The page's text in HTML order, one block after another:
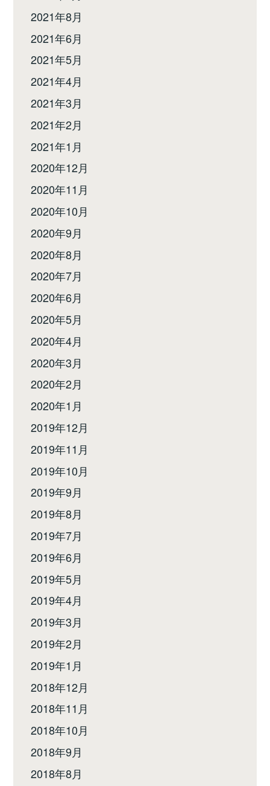
2021年8月
2021年6月
2021年5月
2021年4月
2021年3月
2021年2月
2021年1月
2020年12月
2020年11月
2020年10月
2020年9月
2020年8月
2020年7月
2020年6月
2020年5月
2020年4月
2020年3月
2020年2月
2020年1月
2019年12月
2019年11月
2019年10月
2019年9月
2019年8月
2019年7月
2019年6月
2019年5月
2019年4月
2019年3月
2019年2月
2019年1月
2018年12月
2018年11月
2018年10月
2018年9月
2018年8月